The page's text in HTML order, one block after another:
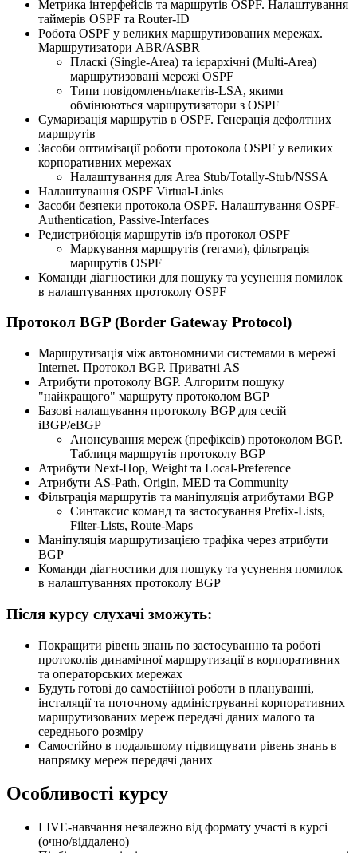
Метрика інтерфейсів та маршрутів OSPF. Налаштування
таймерів OSPF та Router-ID
Робота OSPF у великих маршрутизованих мережах.
Маршрутизатори ABR/ASBR
Пласкі (Single-Area) та ієрархічні (Multi-Area)
маршрутизовані мережі OSPF
Типи повідомлень/пакетів-LSA, якими
обмінюються маршрутизатори з OSPF
Сумаризація маршрутів в OSPF. Генерація дефолтних
маршрутів
Засоби оптимізації роботи протокола OSPF у великих
корпоративних мережах
Налаштування для Area Stub/Totally-Stub/NSSA
Налаштування OSPF Virtual-Links
Засоби безпеки протокола OSPF. Налаштування OSPF-
Authentication, Passive-Interfaces
Редистрибюція маршрутів із/в протокол OSPF
Маркування маршрутів (тегами), фільтрація
маршрутів OSPF
Команди діагностики для пошуку та усунення помилок
в налаштуваннях протоколу OSPF
Протокол BGP (Border Gateway Protocol)
Маршрутизація між автономними системами в мережі
Internet. Протокол BGP. Приватні AS
Атрибути протоколу BGP. Алгоритм пошуку
"найкращого" маршруту протоколом BGP
Базові налашування протоколу BGP для сесій
iBGP/eBGP
Анонсування мереж (префіксів) протоколом BGP.
Таблиця маршрутів протоколу BGP
Атрибути Next-Hop, Weight та Local-Preference
Атрибути AS-Path, Origin, MED та Community
Фільтрація маршрутів та маніпуляція атрибутами BGP
Синтаксис команд та застосування Prefix-Lists,
Filter-Lists, Route-Maps
Маніпуляція маршрутизацією трафіка через атрибути
BGP
Команди діагностики для пошуку та усунення помилок
в налаштуваннях протоколу BGP
Після курсу слухачі зможуть:
Покращити рівень знань по застосуванню та роботі
протоколів динамічної маршрутизації в корпоративних
та операторських мережах
Будуть готові до самостійної роботи в плануванні,
інсталяції та поточному адмініструванні корпоративних
маршрутизованих мереж передачі даних малого та
середнього розміру
Самостійно в подальшому підвищувати рівень знань в
напрямку мереж передачі даних
Особливості курсу
LIVE-навчання незалежно від формату участі в курсі
(очно/віддалено)